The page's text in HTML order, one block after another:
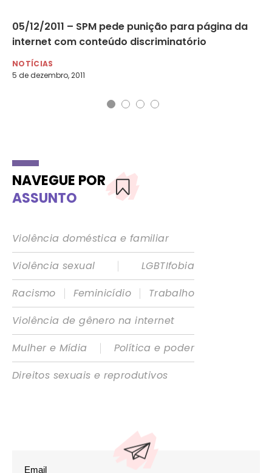
05/12/2011 – SPM pede punição para página da
internet com conteúdo discriminatório
NOTÍCIAS
5 de dezembro, 2011
NAVEGUE POR
ASSUNTO
Violência doméstica e familiar
Violência sexual
|
LGBTIfobia
Racismo
| Feminicídio |
Trabalho
Violência de gênero na internet
Mulher e Mídia
|
Política e poder
Direitos sexuais e reprodutivos